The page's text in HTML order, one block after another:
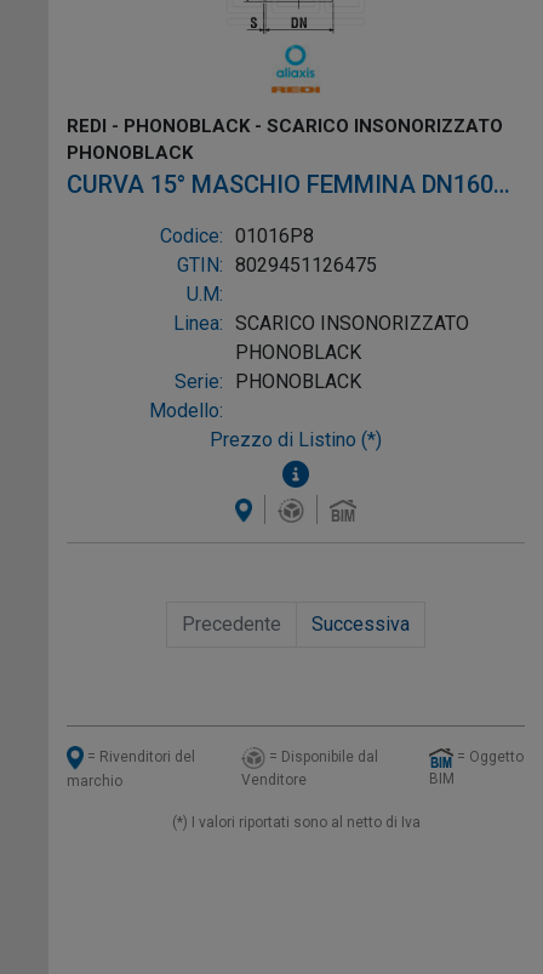
REDI - PHONOBLACK - SCARICO INSONORIZZATO
PHONOBLACK
CURVA 15° MASCHIO FEMMINA DN160
PVC NERO
Codice: 01016P8
GTIN: 8029451126475
U.M:
Linea: SCARICO INSONORIZZATO
PHONOBLACK
Serie:
PHONOBLACK
Modello:
Prezzo di Listino (*)
Precedente Successiva
= Rivenditori del
marchio
= Disponibile dal
Venditore
= Oggetto
BIM
(*) I valori riportati sono al netto di Iva